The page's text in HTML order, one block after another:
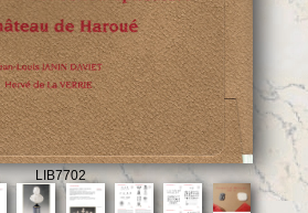
LIB7702